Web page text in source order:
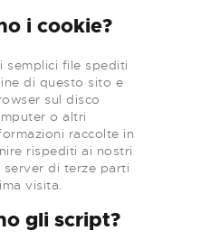
i cookie?
semplici file spediti
di questo sito e
sul disco
o altri
raccolte in
rispediti ai nostri
di terze parti
visita.
gli script?